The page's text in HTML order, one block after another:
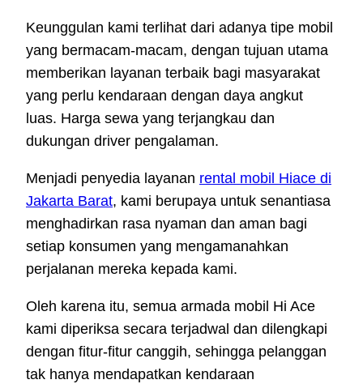
Keunggulan kami terlihat dari adanya tipe mobil
yang bermacam-macam, dengan tujuan utama
memberikan layanan terbaik bagi masyarakat
yang perlu kendaraan dengan daya angkut
luas. Harga sewa yang terjangkau dan
dukungan driver pengalaman.
Menjadi penyedia layanan rental mobil Hiace di
Jakarta Barat, kami berupaya untuk senantiasa
menghadirkan rasa nyaman dan aman bagi
setiap konsumen yang mengamanahkan
perjalanan mereka kepada kami.
Oleh karena itu, semua armada mobil Hi Ace
kami diperiksa secara terjadwal dan dilengkapi
dengan fitur-fitur canggih, sehingga pelanggan
tak hanya mendapatkan kendaraan